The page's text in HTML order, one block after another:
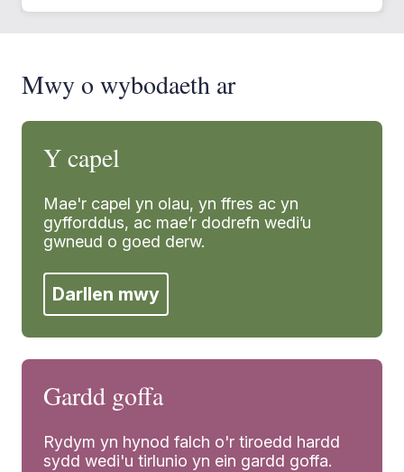
Mwy o wybodaeth ar
Y capel
Mae'r capel yn olau, yn ffres ac yn
gyfforddus, ac mae’r dodrefn wedi’u
gwneud o goed derw.
Darllen mwy
Gardd goffa
Rydym yn hynod falch o'r tiroedd hardd
sydd wedi'u tirlunio yn ein gardd goffa.